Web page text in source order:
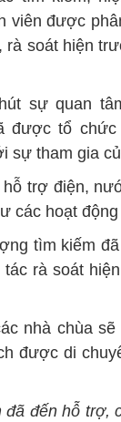
viên được
soát hiện
sự quan
được tổ
sự tham gia
trợ điện,
các hoạt
tìm kiếm
rà soát
nhà chùa
được di
đến hỗ trợ,